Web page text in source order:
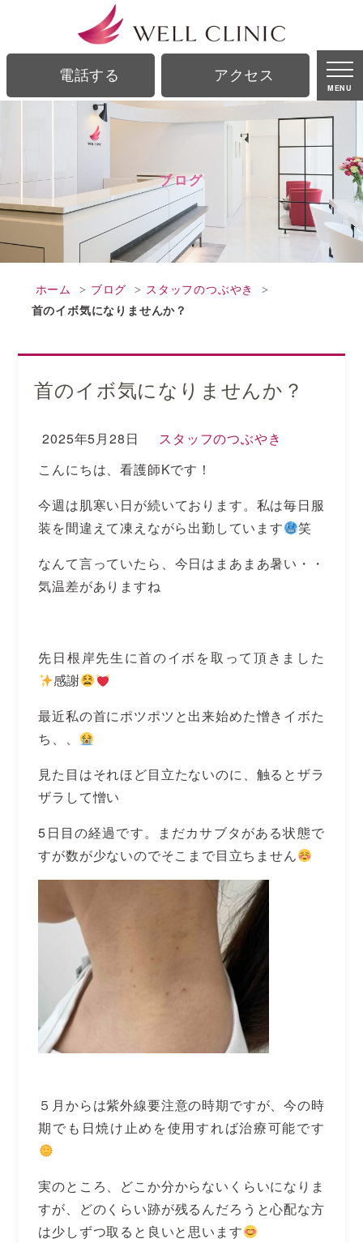
電話する アクセス
MENU
ブログ
ブログ｜銀座駅、銀座一丁目駅から徒歩2分の美容皮膚科｜ウェルクリニック
ホーム ブログ
スタッフのつぶやき
首のイボ気になりませんか？
首のイボ気になりませんか？
2025年5月28日
スタッフのつぶやき
こんにちは、看護師Kです！
今週は肌寒い日が続いております。私は毎日服
装を間違えて凍えながら出勤しています
笑
なんて言っていたら、今日はまあまあ暑い・・
気温差がありますね
先日根岸先生に首のイボを取って頂きました
感謝
最近私の首にポツポツと出来始めた憎きイボた
ち、、
見た目はそれほど目立たないのに、触るとザラ
ザラして憎い
5日目の経過です。まだカサブタがある状態で
すが数が少ないのでそこまで目立ちません
５月からは紫外線要注意の時期ですが、今の時
期でも日焼け止めを使用すれば治療可能です
実のところ、どこか分からないくらいになりま
すが、どのくらい跡が残るんだろうと心配な方
は少しずつ取ると良いと思います